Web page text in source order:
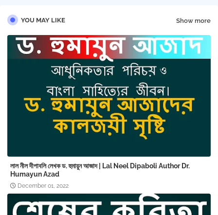
YOU MAY LIKE Show more
লাল নীল দীপাবলি লেখক ড. হুমায়ুন আজাদ | Lal Neel Dipaboli Author Dr.
Humayun Azad
December 01, 2022